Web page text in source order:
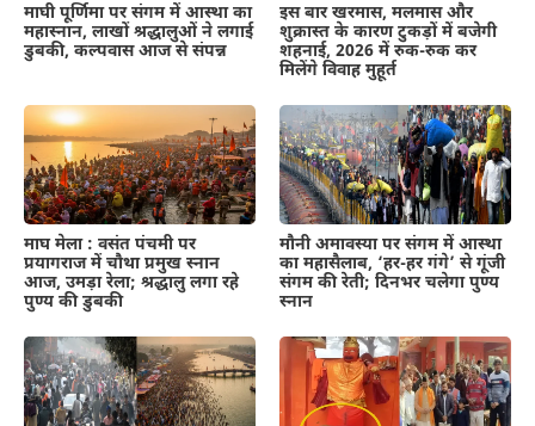
माघी पूर्णिमा पर संगम में आस्था का
महास्नान, लाखों श्रद्धालुओं ने लगाई
डुबकी, कल्पवास आज से संपन्न
इस बार खरमास, मलमास और
शुक्रास्त के कारण टुकड़ों में बजेगी
शहनाई, 2026 में रुक-रुक कर
मिलेंगे विवाह मुहूर्त
माघ मेला : वसंत पंचमी पर
प्रयागराज में चौथा प्रमुख स्नान
आज, उमड़ा रेला; श्रद्धालु लगा रहे
पुण्य की डुबकी
मौनी अमावस्या पर संगम में आस्था
का महासैलाब, ‘हर-हर गंगे’ से गूंजी
संगम की रेती; दिनभर चलेगा पुण्य
स्नान